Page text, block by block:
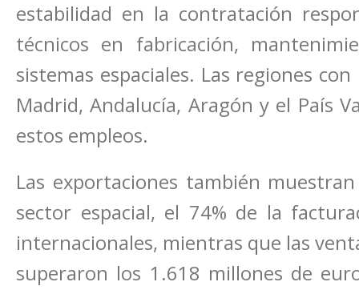
estabilidad en la contratación
técnicos en fabricación,
sistemas espaciales. Las regiones
Madrid, Andalucía, Aragón y el País
estos empleos.
Las exportaciones también
sector espacial, el 74% de la
internacionales, mientras que las
superaron los 1.618 millones de